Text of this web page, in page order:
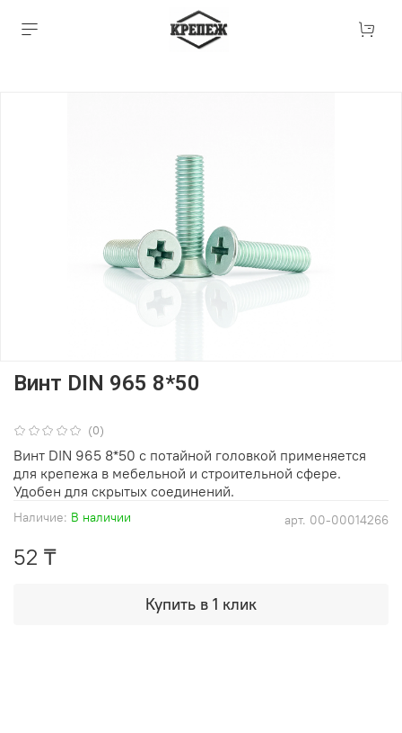
(0)
арт. 00-00014266
Наличие: В наличии
Винт DIN 965 8*50
52 ₸
Купить в 1 клик
Винт DIN 965 8*50 с потайной головкой применяется
для крепежа в мебельной и строительной сфере.
Удобен для скрытых соединений.